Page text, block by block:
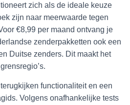
zich als de ideale keuze
zijn naar meerwaarde tegen
€8,99 per maand ontvang je
zenderpakketten ook een
Duitse zenders. Dit maakt het
functionaliteit en een
Volgens onafhankelijke tests